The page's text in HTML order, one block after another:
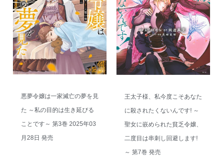
悪夢令嬢は一家滅亡の夢を見
た ～私の目的は生き延びる
ことです～ 第3巻 2025年03
月28日 発売
王太子様、私今度こそあなた
に殺されたくないんです! ～
聖女に嵌められた貧乏令嬢、
二度目は串刺し回避します!
～ 第7巻 発売